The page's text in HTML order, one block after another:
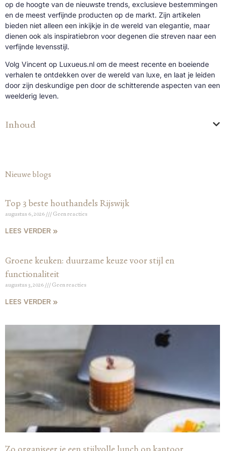
op de hoogte van de nieuwste trends, exclusieve bestemmingen
en de meest verfijnde producten op de markt. Zijn artikelen
bieden niet alleen een inkijkje in de wereld van elegantie, maar
dienen ook als inspiratiebron voor degenen die streven naar een
verfijnde levensstijl.
Volg Vincent op Luxueus.nl om de meest recente en boeiende
verhalen te ontdekken over de wereld van luxe, en laat je leiden
door zijn deskundige pen door de schitterende aspecten van een
weelderig leven.
Inhoud
Nieuwe blogs
Top 3 beste houthandels Rijswijk
augustus 6, 2026 Geen reacties
LEES VERDER »
Groene keuken: duurzame keuze voor stijl en
functionaliteit
augustus 3, 2026 Geen reacties
LEES VERDER »